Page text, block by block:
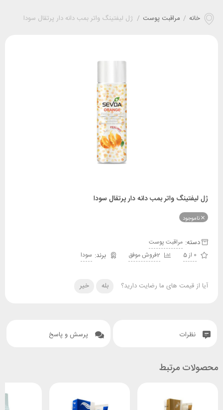
خانه / مراقبت پوست / ژل لیفتینگ واتر بمب دانه دار پرتقال سودا
ژل لیفتینگ واتر بمب دانه دار پرتقال سودا
ناموجود
دسته: مراقبت پوست
0 از 5
2فروش موفق سودا
آیا از قیمت های ما رضایت دارید؟ بله خیر
نظرات پرسش و پاسخ
محصولات مرتبط